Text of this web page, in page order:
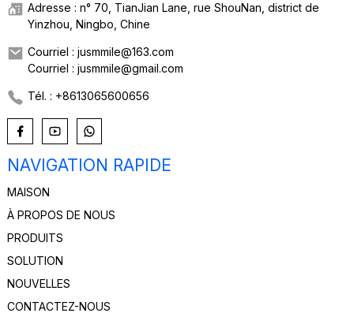
Adresse : n° 70, TianJian Lane, rue ShouNan, district de
Yinzhou, Ningbo, Chine
Courriel : jusmmile@163.com
Courriel : jusmmile@gmail.com
Tél. : +8613065600656
NAVIGATION RAPIDE
MAISON
À PROPOS DE NOUS
PRODUITS
SOLUTION
NOUVELLES
CONTACTEZ-NOUS